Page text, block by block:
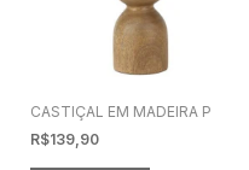
CASTIÇAL EM MADEIRA P
R$139,90